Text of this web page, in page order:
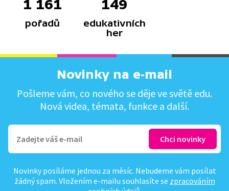
1 161
pořadů
149
edukativních
her
Novinky na e-mail
Pošleme vám, co nového se děje ve světě edu.
Nová videa, témata, funkce a další.
Novinky posíláme jednou za měsíc. Nebudeme vám posílat
žádný spam. Vložením e-mailu souhlasíte se zpracováním